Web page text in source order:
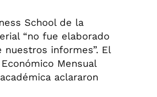
School de la
“no fue elaborado
informes”. El
Mensual
aclararon